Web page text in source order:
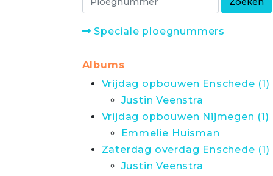
Speciale ploegnummers
Albums
Vrijdag opbouwen Enschede (1)
Justin Veenstra
Vrijdag opbouwen Nijmegen (1)
Emmelie Huisman
Zaterdag overdag Enschede (1)
Justin Veenstra